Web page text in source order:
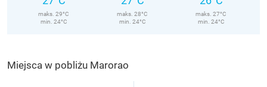
maks. 29°C
min. 24°C
maks. 28°C
min. 24°C
maks. 27°C
min. 24°C
Miejsca w pobliżu Marorao